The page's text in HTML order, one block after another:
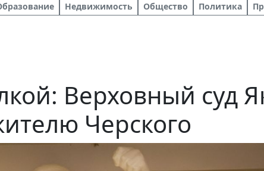
Недвижимость Общество Политика
Верховный суд
Черского